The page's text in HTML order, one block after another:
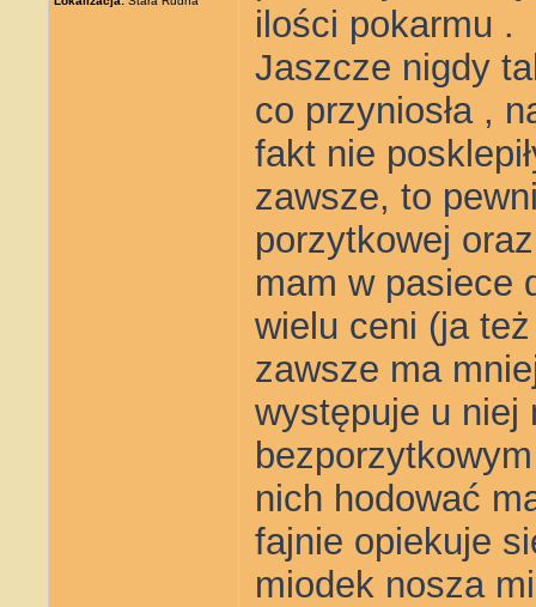
ilości pokarmu .
Jaszcze nigdy
co przyniosła ,
fakt nie
zawsze, to
porzytkowej
mam w pasiece
wielu ceni (ja
zawsze ma
występuje u niej
nich hodować
fajnie opiekuje
miodek nosza